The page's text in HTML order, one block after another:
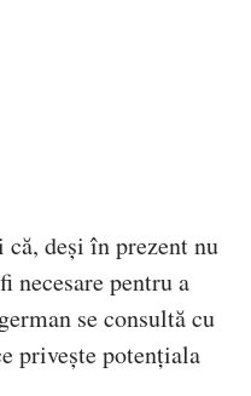
deși în prezent nu
necesare pentru a
se consultă cu
privește potențiala